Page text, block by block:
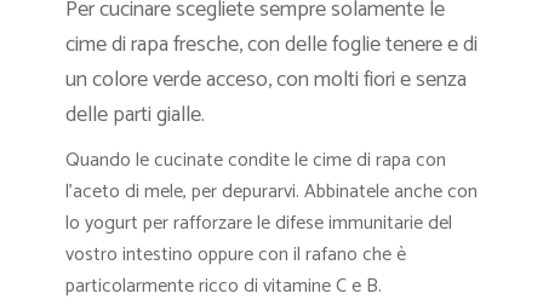
Per cucinare scegliete sempre solamente le
cime di rapa fresche, con delle foglie tenere e di
un colore verde acceso, con molti fiori e senza
delle parti gialle.
Quando le cucinate condite le cime di rapa con
l’aceto di mele, per depurarvi. Abbinatele anche con
lo yogurt per rafforzare le difese immunitarie del
vostro intestino oppure con il rafano che è
particolarmente ricco di vitamine C e B.